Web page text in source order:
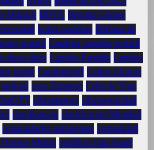
Múnich BBVA Begoña Gómez
bolsa española Bárbara de
portatil Cambiar pantalla portátil
disco duro Cambio Pantalla Cambio
jondo Carabanchel Carlos Alcaraz
judicial caso Zapatero Celta de Vigo
ciberataques ciberseguridad
clasificación clasificación Mundial
comunidades autónomas comunidad
Medio conflicto Irán-Israel